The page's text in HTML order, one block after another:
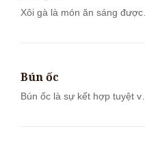
Xôi gà là món ăn sáng được
Bún ốc
Bún ốc là sự kết hợp tuyệt vời